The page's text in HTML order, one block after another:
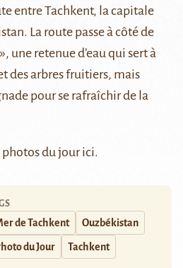
entreTachkent, la capitale
La route passe à côté de
une retenue d’eau qui sert à
des arbres fruitiers, mais
pour se rafraîchir de la
photos du jourici.
de Tachkent Ouzbékistan
du Jour Tachkent